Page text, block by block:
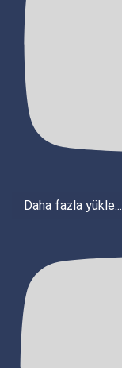
Daha fazla yükle...